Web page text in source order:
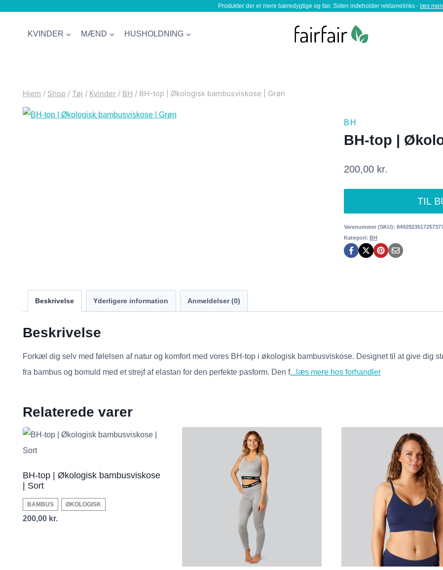
Produkter der er mere bæredygtige og fair. Siden indeholder reklamelinks - læs
KVINDER MÆND HUSHOLDNING
Hjem / Shop / Tøj / Kvinder / BH / BH-top | Økologisk bambusviskose | Grøn
BH
BH-top |
200,00 kr.
TIL
Varenummer (SKU):
Kategori:BH
Beskrivelse Yderligere information Anmeldelser (0)
Beskrivelse
Forkæl dig selv med følelsen af natur og komfort med vores BH-top i økologisk bambusviskose. Designet til at give dig
fra bambus og bomuld med et strejf af elastan for den perfekte pasform. Den f...læs mere hos forhandler
Relaterede varer
BH-top | Økologisk bambusviskose
| Sort
BAMBUS ØKOLOGISK
200,00 kr.